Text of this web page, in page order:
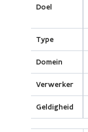
Doel
Type
Domein
Verwerker
Geldigheid